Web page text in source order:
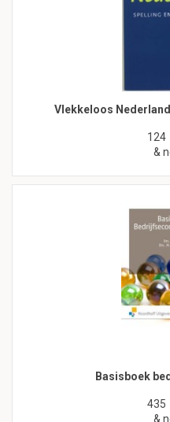
Vlekkeloos
124
&
Basisboek
435
&